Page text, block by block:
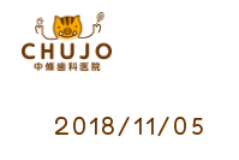
2018/11/05